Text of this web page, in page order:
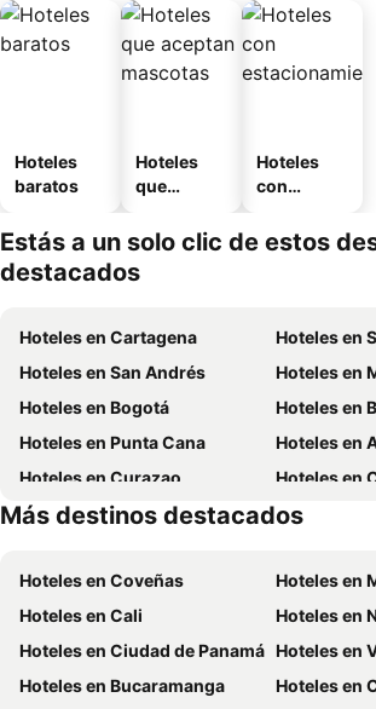
Hoteles
baratos
Hoteles
que
mascotas
Hoteles
con
miento
Estás a un solo clic de estos
destacados
Hoteles en Cartagena
Hoteles en
Hoteles en San Andrés
Hoteles en
Hoteles en Bogotá
Hoteles en
Hoteles en Punta Cana
Hoteles en
Hoteles en Curazao
Hoteles en
Hoteles en San Andrés, Providencia and Santa Catalina
Hoteles en
Más destinos destacados
Hoteles en Coveñas
Hoteles en
Hoteles en Cali
Hoteles en
Hoteles en Ciudad de Panamá Hoteles en
Hoteles en Bucaramanga
Hoteles en